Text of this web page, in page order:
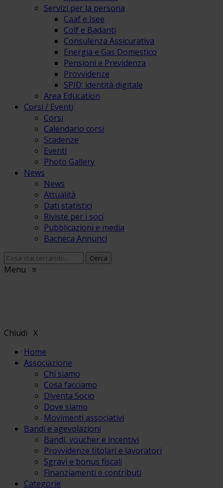
Servizi per la persona
Caaf e Isee
Colf e Badanti
Consulenza Assicurativa
Energia e Gas Domestico
Pensioni e Previdenza
Provvidenze
SPID: identità digitale
Area Education
Corsi / Eventi
Corsi
Calendario corsi
Scadenze
Eventi
Photo Gallery
News
News
Attualità
Dati statistici
Riviste per i soci
Pubblicazioni e media
Bacheca Annunci
Menu ≡
Chiudi X
Home
Associazione
Chi siamo
Cosa facciamo
Diventa Socio
Dove siamo
Movimenti associativi
Bandi e agevolazioni
Bandi, voucher e incentivi
Provvidenze titolari e lavoratori
Sgravi e bonus fiscali
Finanziamenti e contributi
Categorie